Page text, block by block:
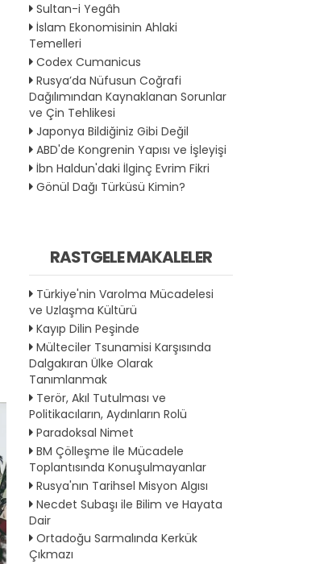
Sultan-i Yegâh
İslam Ekonomisinin Ahlaki
Temelleri
Codex Cumanicus
Rusya’da Nüfusun Coğrafi
Dağılımından Kaynaklanan Sorunlar
ve Çin Tehlikesi
Japonya Bildiğiniz Gibi Değil
ABD'de Kongrenin Yapısı ve İşleyişi
İbn Haldun'daki İlginç Evrim Fikri
Gönül Dağı Türküsü Kimin?
RASTGELE MAKALELER
Türkiye'nin Varolma Mücadelesi
ve Uzlaşma Kültürü
Kayıp Dilin Peşinde
Mülteciler Tsunamisi Karşısında
Dalgakıran Ülke Olarak
Tanımlanmak
Terör, Akıl Tutulması ve
Politikacıların, Aydınların Rolü
Paradoksal Nimet
BM Çölleşme İle Mücadele
Toplantısında Konuşulmayanlar
Rusya'nın Tarihsel Misyon Algısı
Necdet Subaşı ile Bilim ve Hayata
Dair
Ortadoğu Sarmalında Kerkük
Çıkmazı